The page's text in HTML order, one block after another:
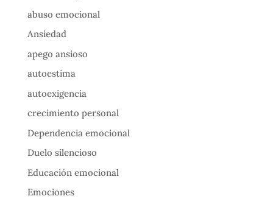
abuso emocional
Ansiedad
apego ansioso
autoestima
autoexigencia
crecimiento personal
Dependencia emocional
Duelo silencioso
Educación emocional
Emociones